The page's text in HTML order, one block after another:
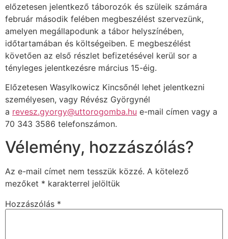
előzetesen jelentkező táborozók és szüleik számára
február második felében megbeszélést szervezünk,
amelyen megállapodunk a tábor helyszínében,
időtartamában és költségeiben. E megbeszélést
követően az első részlet befizetésével kerül sor a
tényleges jelentkezésre március 15-éig.
Előzetesen Wasylkowicz Kincsőnél lehet jelentkezni
személyesen, vagy Révész Györgynél
a revesz.gyorgy@uttorogomba.hu e-mail címen vagy a
70 343 3586 telefonszámon.
Vélemény, hozzászólás?
Az e-mail címet nem tesszük közzé. A kötelező
mezőket * karakterrel jelöltük
Hozzászólás *